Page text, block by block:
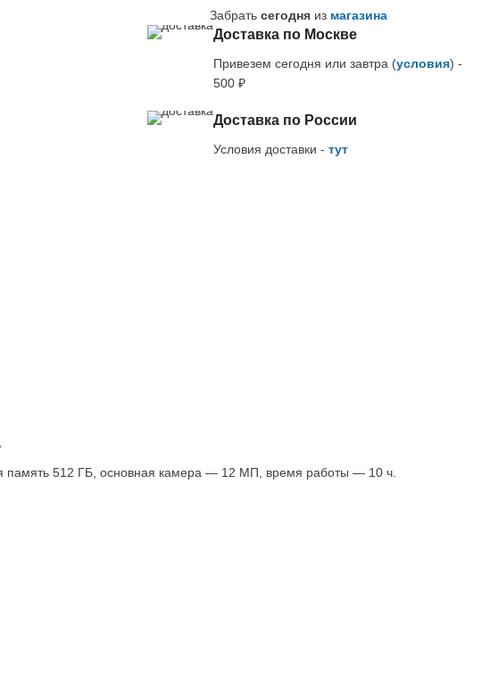
Забрать сегодняиз магазина
Доставка по Москве
Привезем сегодня или завтра (условия) -
500 ₽
Доставка по России
Условия доставки - тут
память 512 ГБ, основная камера — 12 МП, время работы — 10 ч.